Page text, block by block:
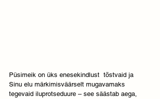
Püsimeik on üks enesekindlust  tõstvaid ja
Sinu elu märkimisväärselt mugavamaks
tegevaid iluprotseduure – see säästab aega,